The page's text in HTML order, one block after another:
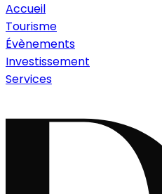
Accueil
Tourisme
Évènements
Investissement
Services